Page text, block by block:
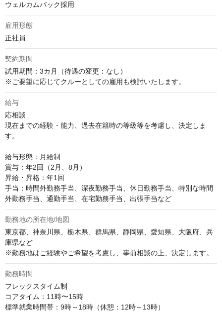
ウェルカムバック採用
雇用形態
正社員
契約期間
試用期間：3カ月（待遇の変更：なし）
※ご要望に応じてクルーとしての雇用も検討いたします。
給与
応相談
現在までの経験・能力、過去在籍時の等級等を考慮し、決定しま
す。
給与形態：月給制
賞与：年2回（2月、8月）
昇給・昇格：年1回
手当：時間外勤務手当、深夜勤務手当、休日勤務手当、特別な時間
外勤務手当、通勤手当、在宅勤務手当、出張手当など
勤務地の所在地/地図
東京都、神奈川県、栃木県、群馬県、静岡県、愛知県、大阪府、兵
庫県など
※勤務地はご経験やご希望を考慮し、事前相談の上、決定します。
勤務時間
フレックスタイム制
コアタイム：11時〜15時
標準就業時間帯：9時～18時（休憩：12時～13時）